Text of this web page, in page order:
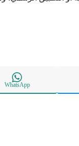
WhatsApp